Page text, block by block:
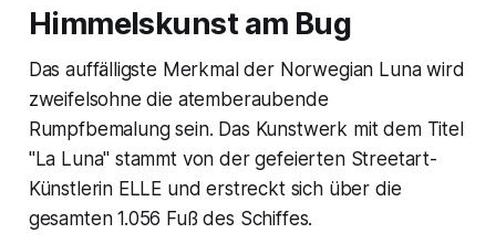
Himmelskunst am Bug
Das auffälligste Merkmal der Norwegian Luna wird
zweifelsohne die atemberaubende
Rumpfbemalung sein. Das Kunstwerk mit dem Titel
"La Luna" stammt von der gefeierten Streetart-
Künstlerin ELLE und erstreckt sich über die
gesamten 1.056 Fuß des Schiffes.